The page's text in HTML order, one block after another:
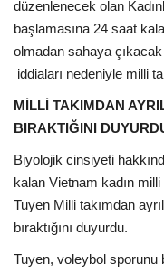
düzenlenecek olan
başlamasına 24 saat
olmadan sahaya
iddiaları nedeniyle milli
MİLLİ TAKIMDAN
BIRAKTIĞINI
Biyolojik cinsiyeti
kalan Vietnam kadın milli
Tuyen Milli takımdan
bıraktığını duyurdu.
Tuyen, voleybol sporunu